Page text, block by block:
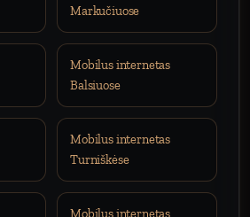
Markučiuose
Mobilus internetas
Balsiuose
Mobilus internetas
Turniškėse
Mobilus internetas